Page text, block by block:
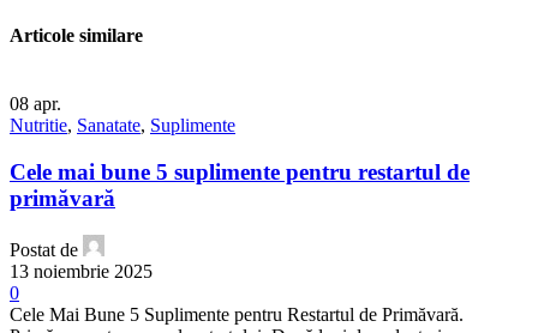
Articole similare
08 apr.
Nutritie, Sanatate, Suplimente
Cele mai bune 5 suplimente pentru restartul de
primăvară
Postat de
13 noiembrie 2025
0
Cele Mai Bune 5 Suplimente pentru Restartul de Primăvară.